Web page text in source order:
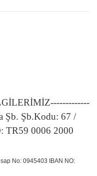
Şb. Şb.Kodu: 67 /
TR59 0006 2000
No: 0945403 IBAN NO: